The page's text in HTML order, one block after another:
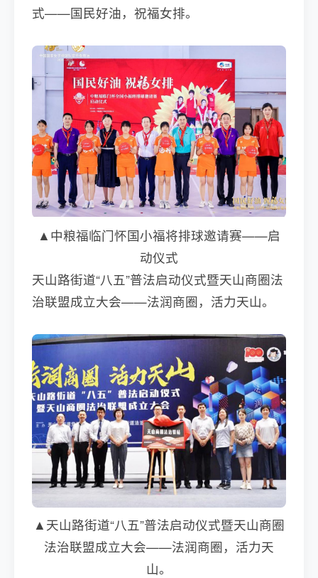
式——国民好油，祝福女排。
▲中粮福临门怀国小福将排球邀请赛——启
动仪式
天山路街道“八五”普法启动仪式暨天山商圈法
治联盟成立大会——法润商圈，活力天山。
▲天山路街道“八五”普法启动仪式暨天山商圈
法治联盟成立大会——法润商圈，活力天
山。